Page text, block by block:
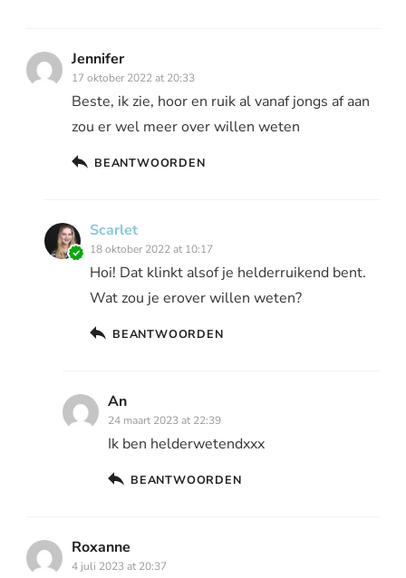
Jennifer
17 oktober 2022 at 20:33
Beste, ik zie, hoor en ruik al vanaf jongs af aan
zou er wel meer over willen weten
BEANTWOORDEN
Scarlet
18 oktober 2022 at 10:17
Hoi! Dat klinkt alsof je helderruikend bent.
Wat zou je erover willen weten?
BEANTWOORDEN
An
24 maart 2023 at 22:39
Ik ben helderwetendxxx
BEANTWOORDEN
Roxanne
4 juli 2023 at 20:37